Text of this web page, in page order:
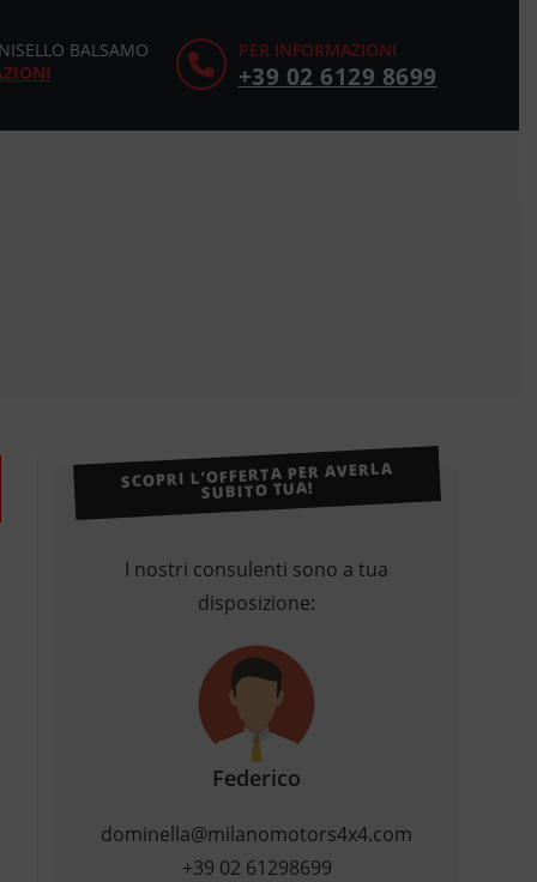
PER INFORMAZIONI
+39 02 6129 8699
BALSAMO
SCOPRI L’OFFERTA PER AVERLA
SUBITO TUA!
I nostri consulenti sono a tua
disposizione:
Federico
dominella@milanomotors4x4.com
+39 02 61298699